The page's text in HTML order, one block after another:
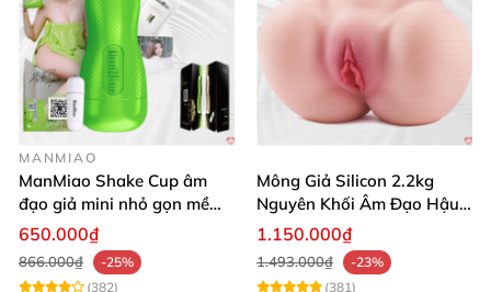
MANMIAO
ManMiao Shake Cup âm
đạo giả mini nhỏ gọn mềm
mịn
650.000₫
866.000₫
-25%
(382)
Mông Giả Silicon 2.2kg
Nguyên Khối Âm Đạo Hậu
Môn Siêu Thật
1.150.000₫
1.493.000₫
-23%
(381)